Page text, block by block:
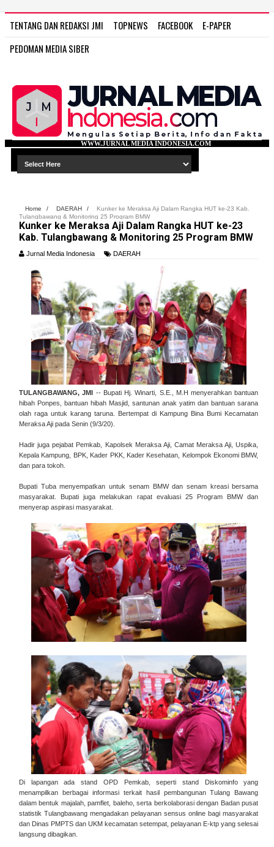
TENTANG DAN REDAKSI JMI TOPNEWS FACEBOOK
E-PAPER
PEDOMAN MEDIA SIBER
WWW.JURNAL MEDIA INDONESIA.COM
Home / DAERAH /
Kunker ke Meraksa Aji Dalam Rangka HUT ke-23 Kab.
Tulangbawang & Monitoring 25 Program BMW
Kunker ke Meraksa Aji Dalam Rangka HUT ke-23
Kab. Tulangbawang & Monitoring 25 Program BMW
Jurnal Media Indonesia DAERAH
TULANGBAWANG, JMI
-- Bupati Hj. Winarti, S.E., M.H menyerahkan bantuan
hibah Ponpes, bantuan hibah Masjid, santunan anak yatim dan bantuan sarana
olah raga untuk karang taruna. Bertempat di Kampung Bina Bumi Kecamatan
Meraksa Aji pada Senin (9/3/20).
Hadir juga pejabat Pemkab, Kapolsek Meraksa Aji, Camat Meraksa Aji, Uspika,
Kepala Kampung, BPK, Kader PKK, Kader Kesehatan, Kelompok Ekonomi BMW,
dan para tokoh.
Bupati Tuba menyempatkan untuk senam BMW dan senam kreasi bersama
masyarakat. Bupati juga melakukan rapat evaluasi 25 Program BMW dan
menyerap aspirasi masyarakat.
Di lapangan ada stand OPD Pemkab, seperti stand Diskominfo yang
menampilkan berbagai informasi terkait hasil pembangunan Tulang Bawang
dalam bentuk majalah, pamflet, baleho, serta berkolaborasi dengan Badan pusat
statistik Tulangbawang mengadakan pelayanan sensus online bagi masyarakat
dan Dinas PMPTS dan UKM kecamatan setempat, pelayanan E-ktp yang selesai
langsung dibagikan.